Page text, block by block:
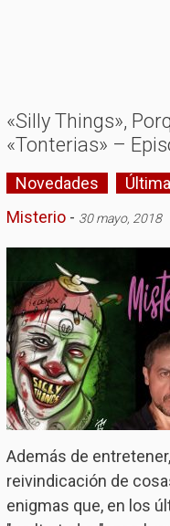
«Silly Things»,
«Tonterias» –
Novedades
Misterio- 30 mayo, 2018
Además de
reivindicación de
enigmas que, en los